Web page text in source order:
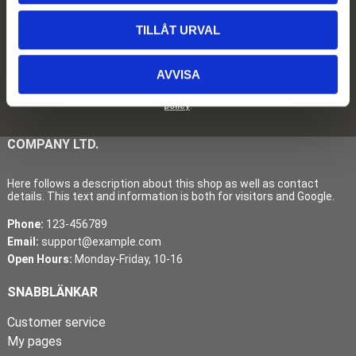
TILLÅT URVAL
AVVISA
Newsletter
Your personal information is processed in accordance with ourprivacy
policy.
COMPANY LTD.
Here follows a description about this shop as well as contact
details. This text and information is both for visitors and Google.
Phone: 123-456789
Email: support@example.com
Open Hours: Monday-Friday, 10-16
SNABBLÄNKAR
Customer service
My pages